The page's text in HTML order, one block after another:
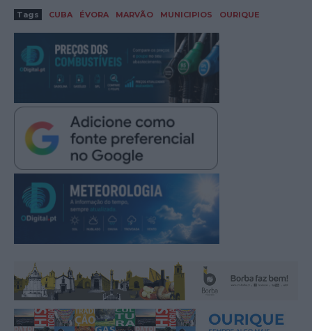
Tags CUBA ÉVORA MARVÃO MUNICIPIOS OURIQUE